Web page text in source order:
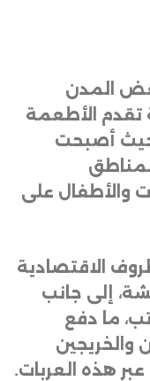
المدن
تقدم الأطعمة
حيث أصبحت
والأطفال على
الاقتصادية
إلى جانب
ما دفع
والخريجين
هذه العربات.